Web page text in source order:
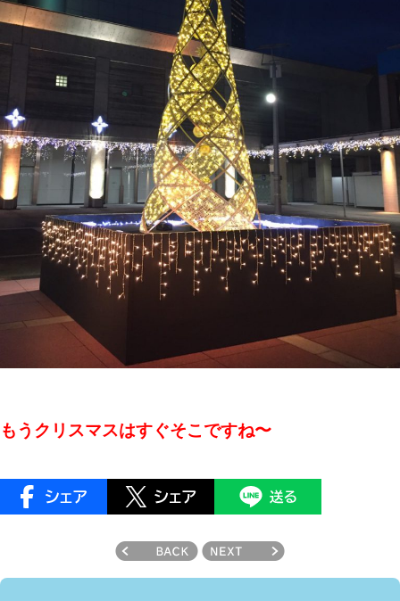
もうクリスマスはすぐそこですね〜